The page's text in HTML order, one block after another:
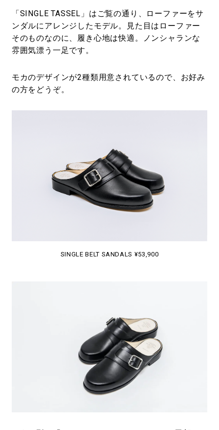
「SINGLE TASSEL」はご覧の通り、ローファーをサ
ンダルにアレンジしたモデル。見た目はローファー
そのものなのに、履き心地は快適。ノンシャランな
雰囲気漂う一足です。
モカのデザインが2種類用意されているので、お好み
の方をどうぞ。
SINGLE BELT SANDALS ¥53,900